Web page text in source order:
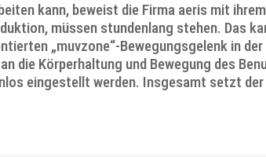
kann, beweist die Firma aeris mit
müssen stundenlang stehen. Das
„muvzone“-Bewegungsgelenk in
die Körperhaltung und Bewegung des
eingestellt werden. Insgesamt setzt der